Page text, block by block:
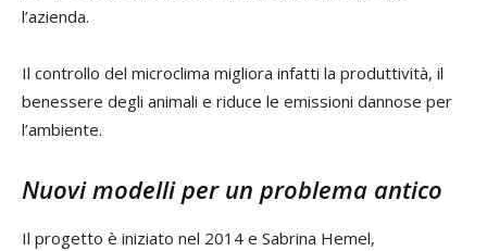
l’azienda.
Il controllo del microclima migliora infatti la produttività, il
benessere degli animali e riduce le emissioni dannose per
l’ambiente.
Nuovi modelli per un problema antico
Il progetto è iniziato nel 2014 e Sabrina Hemel,